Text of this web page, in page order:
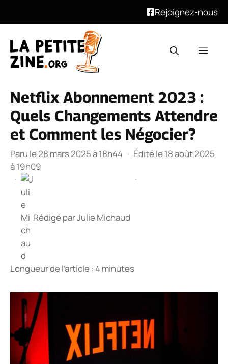
Rejoignez-nous
contenu
Netflix Abonnement 2023 :
Quels Changements Attendre
et Comment les Négocier?
Paru le 28 mars 2025 à 18h44 · Édité le 18 août 2025
à 19h09
·
Rédigé parJulie Michaud
·
Longueur de l’article : 4 minutes